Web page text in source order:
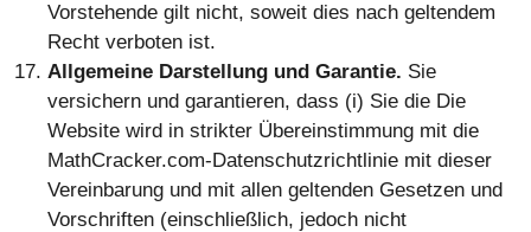
Vorstehende gilt nicht, soweit dies nach geltendem
Recht verboten ist.
Allgemeine Darstellung und Garantie. Sie
versichern und garantieren, dass (i) Sie die Die
Website wird in strikter Übereinstimmung mit die
MathCracker.com-Datenschutzrichtlinie mit dieser
Vereinbarung und mit allen geltenden Gesetzen und
Vorschriften (einschließlich, jedoch nicht